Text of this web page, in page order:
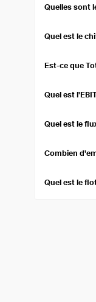
on a per-
Quelles sont
the stock's
Quel est le
Est-ce que
Quel est
L'EBITDA
Quel est le
Combien
intégré.
Quel est le